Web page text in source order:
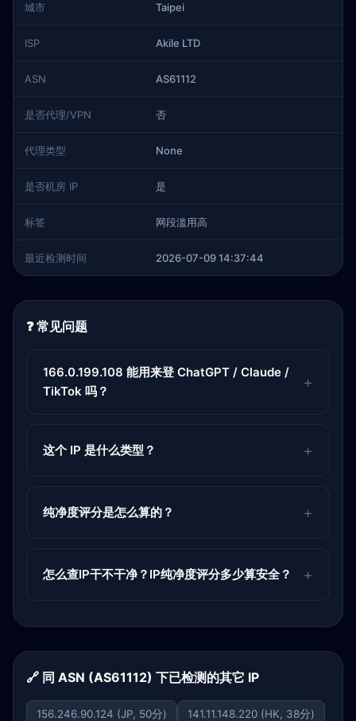
城市 Taipei
ISP Akile LTD
ASN AS61112
是否代理/VPN 否
代理类型 None
是否机房 IP 是
标签 网段滥用高
最近检测时间 2026-07-09 14:37:44
❓ 常见问题
166.0.199.108 能用来登 ChatGPT / Claude /
TikTok 吗？
这个 IP 是什么类型？
纯净度评分是怎么算的？
怎么查IP干不干净？IP纯净度评分多少算安全？
🔗 同 ASN (AS61112) 下已检测的其它 IP
156.246.90.124 (JP, 50分) 141.11.148.220 (HK, 38分)